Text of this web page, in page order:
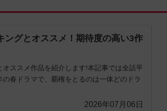
ングとオススメ！期待度の高い3作
オススメ作品を紹介します!本記事では全話平
春ドラマで、覇権をとるのは一体どのドラ
2026年07月06日